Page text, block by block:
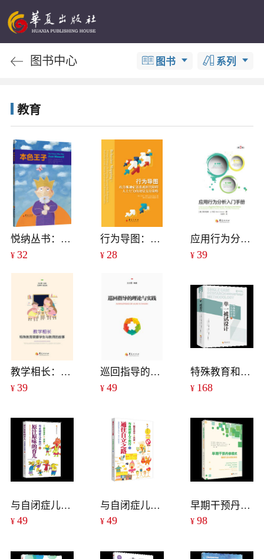
图书中心 图书 系列
教育
悦纳丛书：本色王子
¥ 32
行为导图：改善孤独症谱系或相关障碍人士行为的视觉支持策略
¥ 28
应用行为分析入门手册（第二版）
¥ 39
教学相长：特殊教育需要学生与教师的故事
¥ 39
巡回指导的理论与实践
¥49
特殊教育和行为科学中的单一被试设计（第3版）
¥ 168
与自闭症儿子同行1：原汁原味的育儿
¥ 49
与自闭症儿子同行2：通往自立之路
¥49
早期干预丹佛模式辅导与培训家长用书
¥ 98